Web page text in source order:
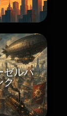
ゼルパ
ク